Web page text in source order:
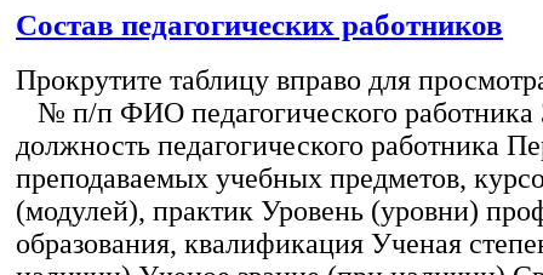
Состав педагогических работников
Прокрутите таблицу вправо для
№ п/п ФИО педагогического работника
должность педагогического работника
преподаваемых учебных предметов,
(модулей), практик Уровень (уровни)
образования, квалификация Ученая